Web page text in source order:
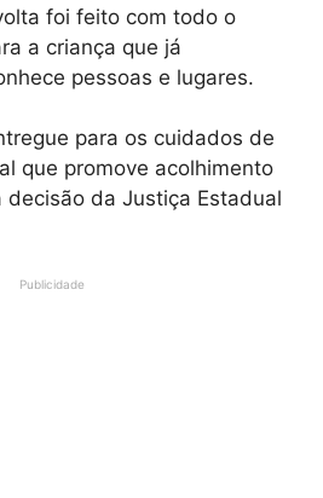
foi feito com todo o
a criança que já
pessoas e lugares.
para os cuidados de
que promove acolhimento
decisão da Justiça Estadual
Publicidade